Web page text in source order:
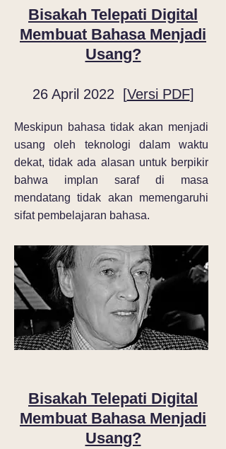
Bisakah Telepati Digital
Membuat Bahasa Menjadi
Usang?
26 April 2022 [Versi PDF]
Meskipun bahasa tidak akan menjadi
usang oleh teknologi dalam waktu
dekat, tidak ada alasan untuk berpikir
bahwa implan saraf di masa
mendatang tidak akan memengaruhi
sifat pembelajaran bahasa.
Bisakah Telepati Digital
Membuat Bahasa Menjadi
Usang?